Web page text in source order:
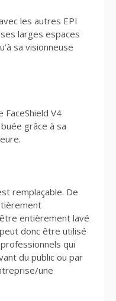
les autres EPI
larges espaces
sa visionneuse
FaceShield V4
grâce à sa
remplaçable. De
entièrement lavé
donc être utilisé
qui
du public ou par
une